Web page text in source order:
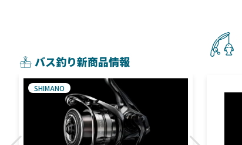
バス釣り新商品情報
SHIMANO